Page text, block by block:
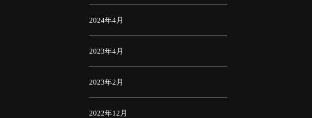
2024年4月
2023年4月
2023年2月
2022年12月